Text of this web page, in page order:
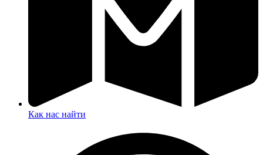
Как нас найти